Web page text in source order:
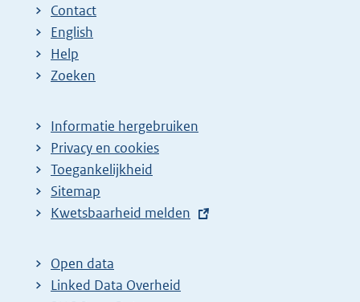
Contact
English
Help
Zoeken
Informatie hergebruiken
Privacy en cookies
Toegankelijkheid
Sitemap
E
t
e
Kwetsbaarheid melden
Open data
Linked Data Overheid